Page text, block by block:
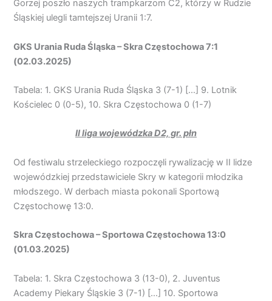
Gorzej poszło naszych trampkarzom C2, którzy w Rudzie
Śląskiej ulegli tamtejszej Uranii 1:7.
GKS Urania Ruda Śląska – Skra Częstochowa 7:1
(02.03.2025)
Tabela: 1. GKS Urania Ruda Śląska 3 (7-1) […] 9. Lotnik
Kościelec 0 (0-5), 10. Skra Częstochowa 0 (1-7)
II liga wojewódzka D2, gr. płn
Od festiwalu strzeleckiego rozpoczęli rywalizację w II lidze
wojewódzkiej przedstawiciele Skry w kategorii młodzika
młodszego. W derbach miasta pokonali Sportową
Częstochowę 13:0.
Skra Częstochowa – Sportowa Częstochowa 13:0
(01.03.2025)
Tabela: 1. Skra Częstochowa 3 (13-0), 2. Juventus
Academy Piekary Śląskie 3 (7-1) […] 10. Sportowa